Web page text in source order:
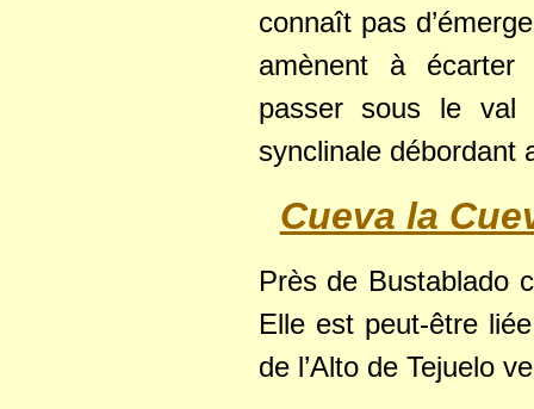
connaît pas
amènent à écarter
passer sous le val
synclinale débordant
Cueva la
Près de Bustablado
Elle est peut-être
de l’Alto de Tejuelo